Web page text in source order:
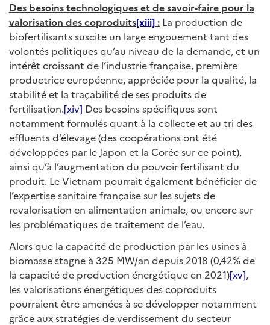
Des besoins technologiques et de savoir-faire pour la
valorisation des coproduits[xiii]: La production de
biofertilisants suscite un large engouement tant des
volontés politiques qu’au niveau de la demande, et un
intérêt croissant de l’industrie française, première
productrice européenne, appréciée pour la qualité, la
stabilité et la traçabilité de ses produits de
fertilisation.[xiv] Des besoins spécifiques sont
notamment formulés quant à la collecte et au tri des
effluents d’élevage (des coopérations ont été
développées par le Japon et la Corée sur ce point),
ainsi qu’à l’augmentation du pouvoir fertilisant du
produit. Le Vietnam pourrait également bénéficier de
l’expertise sanitaire française sur les sujets de
revalorisation en alimentation animale, ou encore sur
les problématiques de traitement de l’eau.
Alors que la capacité de production par les usines à
biomasse stagne à 325 MW/an depuis 2018 (0,42% de
la capacité de production énergétique en 2021)[xv],
les valorisations énergétiques des coproduits
pourraient être amenées à se développer notamment
grâce aux stratégies de verdissement du secteur